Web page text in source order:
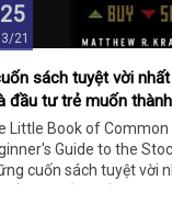
25
21
sách tuyệt vời
đầu tư trẻ muốn
Little Book of Common
Guide to the
cuốn sách tuyệt vời